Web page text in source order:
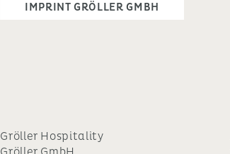
IMPRINT GRÖLLER GMBH
Gröller Hospitality